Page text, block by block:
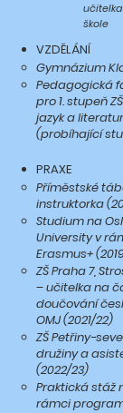
škole
VZDĚLÁNÍ
Gymnázium
Pedagogická
pro 1. stupeň
jazyk a
(probíhající
PRAXE
Příměstské
instruktorka
Studium na
University v
Erasmus+
ZŠ Praha 7,
– učitelka na
doučování
OMJ (2021/22)
ZŠ Petřiny-
družiny a
(2022/23)
Praktická stáž
rámci